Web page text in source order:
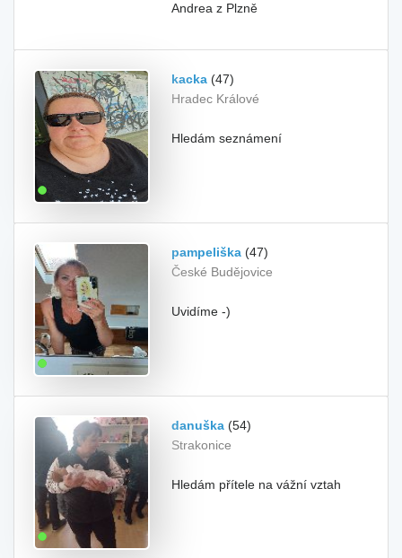
Andrea z Plzně
kacka (47)
Hradec Králové
Hledám seznámení
pampeliška (47)
České Budějovice
Uvidíme -)
danuška (54)
Strakonice
Hledám přítele na vážní vztah